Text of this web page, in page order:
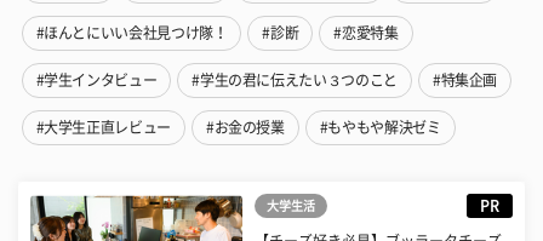
#ほんとにいい会社見つけ隊！ #診断 #恋愛特集
#学生インタビュー #学生の君に伝えたい３つのこと #特集企画
#大学生正直レビュー #お金の授業 #もやもや解決ゼミ
大学生活 PR